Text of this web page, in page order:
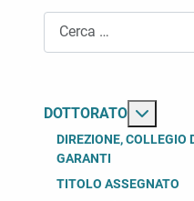
DOTTORATO
DIREZIONE, COLLEGIO
GARANTI
TITOLO ASSEGNATO